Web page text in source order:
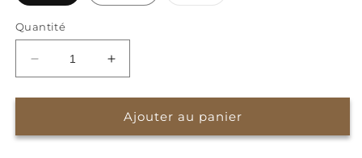
Quantité
Réduire
la
quantité
Bague
Augmenter
la
quantité
de
Bague
Ajouter au panier